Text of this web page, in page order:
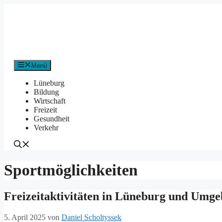
Menü
Lüneburg
Bildung
Wirtschaft
Freizeit
Gesundheit
Verkehr
Sportmöglichkeiten
Freizeitaktivitäten in Lüneburg und
5. April 2025 von Daniel Scholtyssek